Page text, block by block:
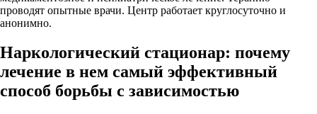
проводят опытные врачи. Центр работает круглосуточно и
анонимно.
Наркологический стационар: почему
лечение в нем самый эффективный
способ борьбы с зависимостью